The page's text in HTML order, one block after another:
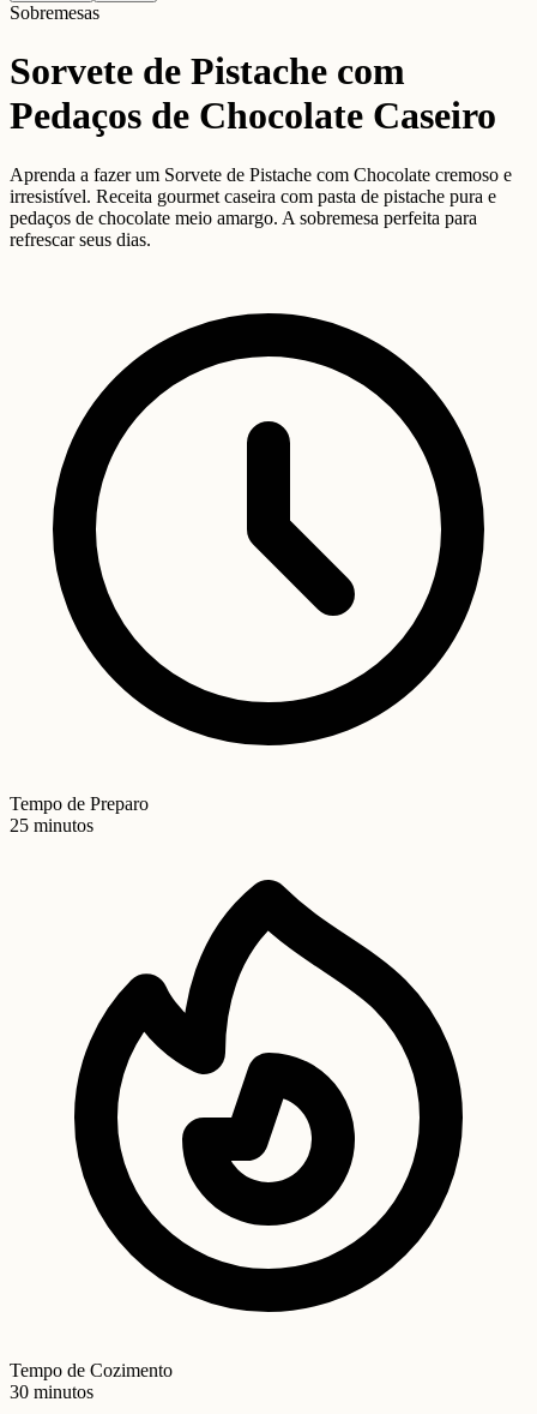
Sobremesas
Sorvete de Pistache com
Pedaços de Chocolate Caseiro
Aprenda a fazer um Sorvete de Pistache com Chocolate cremoso e
irresistível. Receita gourmet caseira com pasta de pistache pura e
pedaços de chocolate meio amargo. A sobremesa perfeita para
refrescar seus dias.
Tempo de Preparo
25 minutos
Tempo de Cozimento
30 minutos